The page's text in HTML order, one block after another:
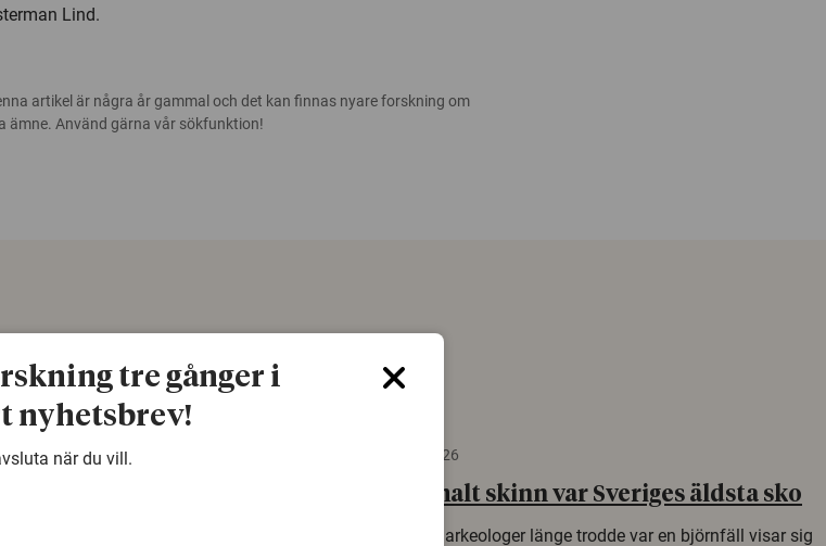
Lind.
artikel är några år gammal och det kan finnas nyare forskning om
ämne. Använd gärna vår sökfunktion!
22 juni 2026
Gammalt skinn var Sveriges äldsta sko
Det som arkeologer länge trodde var en björnfäll visar sig
tre gånger i
nyhetsbrev!
när du vill.